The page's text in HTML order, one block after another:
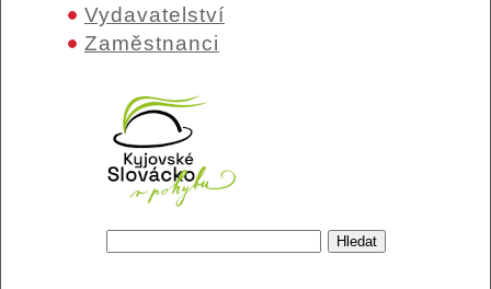
Vydavatelství
Zaměstnanci
Hledat